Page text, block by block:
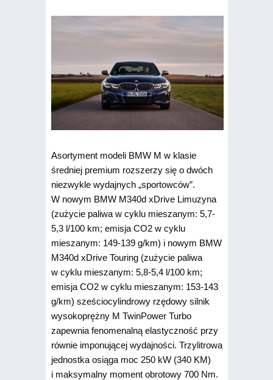
Asortyment modeli BMW M w klasie
średniej premium rozszerzy się o dwóch
niezwykle wydajnych „sportowców”.
W nowym BMW M340d xDrive Limuzyna
(zużycie paliwa w cyklu mieszanym: 5,7-
5,3 l/100 km; emisja CO2 w cyklu
mieszanym: 149-139 g/km) i nowym BMW
M340d xDrive Touring (zużycie paliwa
w cyklu mieszanym: 5,8-5,4 l/100 km;
emisja CO2 w cyklu mieszanym: 153-143
g/km) sześciocylindrowy rzędowy silnik
wysokoprężny M TwinPower Turbo
zapewnia fenomenalną elastyczność przy
równie imponującej wydajności. Trzylitrowa
jednostka osiąga moc 250 kW (340 KM)
i maksymalny moment obrotowy 700 Nm.